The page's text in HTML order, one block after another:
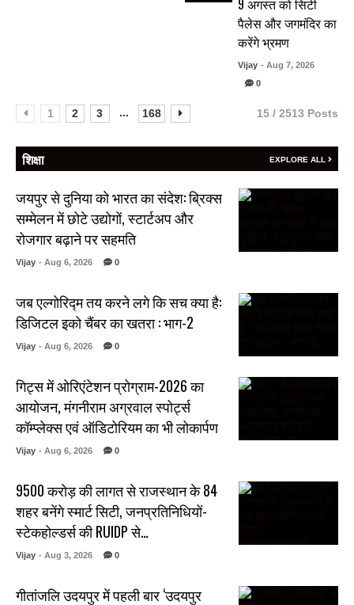
9 अगस्त को सिटी
पैलेस और जगमंदिर का
करेंगे भ्रमण
Vijay - Aug 7, 2026
0
1 2 3 ... 168 15 / 2513 Posts
शिक्षा EXPLORE ALL
जयपुर से दुनिया को भारत का संदेश: ब्रिक्स
सम्मेलन में छोटे उद्योगों, स्टार्टअप और
रोजगार बढ़ाने पर सहमति
Vijay - Aug 6, 2026 0
जब एल्गोरिद्म तय करने लगे कि सच क्या है:
डिजिटल इको चैंबर का खतरा : भाग-2
Vijay - Aug 6, 2026 0
गिट्स में ओरिएंटेशन प्रोग्राम-2026 का
आयोजन, मंगनीराम अग्रवाल स्पोर्ट्स
कॉम्प्लेक्स एवं ऑडिटोरियम का भी लोकार्पण
Vijay - Aug 6, 2026 0
₹9500 करोड़ की लागत से राजस्थान के 84
शहर बनेंगे स्मार्ट सिटी, जनप्रतिनिधियों-
स्टेकहोल्डर्स की RUIDP से…
Vijay - Aug 3, 2026 0
गीतांजलि उदयपुर में पहली बार ‘उदयपुर